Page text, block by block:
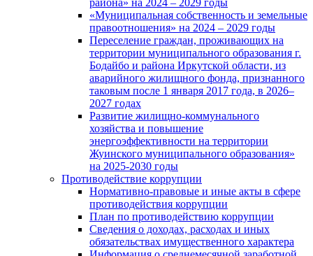
района» на 2024 – 2029 годы
«Муниципальная собственность и земельные
правоотношения» на 2024 – 2029 годы
Переселение граждан, проживающих на
территории муниципального образования г.
Бодайбо и района Иркутской области, из
аварийного жилищного фонда, признанного
таковым после 1 января 2017 года, в 2026–
2027 годах
Развитие жилищно-коммунального
хозяйства и повышение
энергоэффективности на территории
Жуинского муниципального образования»
на 2025-2030 годы
Противодействие коррупции
Нормативно-правовые и иные акты в сфере
противодействия коррупции
План по противодействию коррупции
Сведения о доходах, расходах и иных
обязательствах имущественного характера